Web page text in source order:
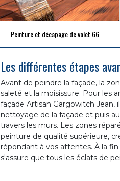
Peinture et décapage de volet 66
Les différentes étapes
Avant de peindre la façade, la
saleté et la moisissure. Pour les
façade Artisan Gargowitch Jean,
nettoyage de la façade et puis
travers les murs. Les zones
peinture de qualité supérieure,
répondant à vos attentes. À la
s'assure que tous les éclats de